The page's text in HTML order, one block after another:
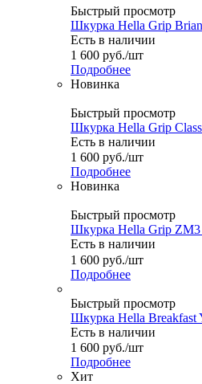
Быстрый просмотр
Шкурка Hella Grip
Есть в наличии
1 600 руб./шт
Подробнее
Новинка
Быстрый просмотр
Шкурка Hella Grip
Есть в наличии
1 600 руб./шт
Подробнее
Новинка
Быстрый просмотр
Шкурка Hella Grip ZM3
Есть в наличии
1 600 руб./шт
Подробнее
Быстрый просмотр
Шкурка Hella Breakfast
Есть в наличии
1 600 руб./шт
Подробнее
Хит